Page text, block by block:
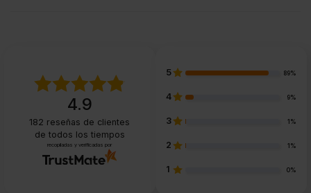
4.9
182 reseñas de clientes
de todos los tiempos
recopiladas y verificadas por
5 89%
4 9%
3 1%
2 1%
1 0%